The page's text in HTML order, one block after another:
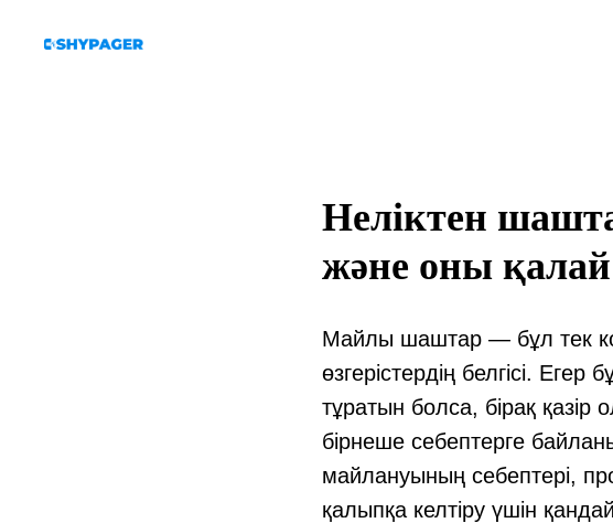
Неліктен
және оны қалай
Майлы шаштар — бұл тек
өзгерістердің белгісі.
тұратын болса, бірақ қазір
бірнеше себептерге
майлануының себептері,
қалыпқа келтіру үшін